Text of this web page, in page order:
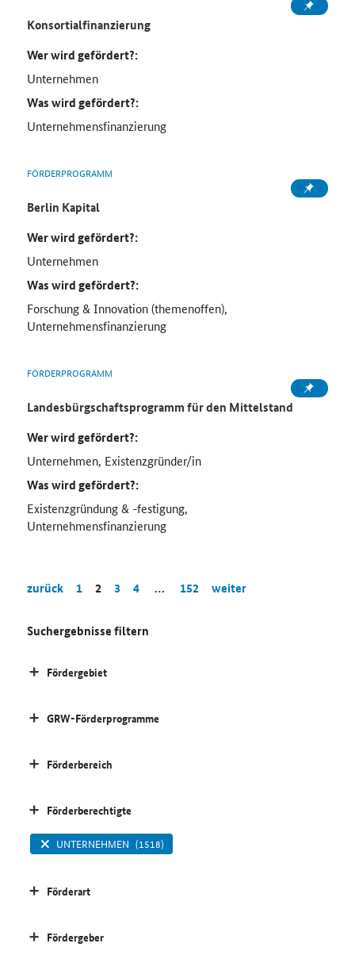
Konsortialfinanzierung
Wer wird gefördert?:
Unternehmen
Was wird gefördert?:
Unternehmensfinanzierung
FÖRDERPROGRAMM
Berlin Kapital
Wer wird gefördert?:
Unternehmen
Was wird gefördert?:
Forschung & Innovation (themenoffen),
Unternehmensfinanzierung
FÖRDERPROGRAMM
Landesbürgschaftsprogramm für den Mittelstand
Wer wird gefördert?:
Unternehmen, Existenzgründer/in
Was wird gefördert?:
Existenzgründung & -festigung,
Unternehmensfinanzierung
zurück 1 2 3 4 … 152 weiter
Suchergebnisse filtern
Fördergebiet
GRW-Förderprogramme
Förderbereich
Förderberechtigte
UNTERNEHMEN (1518)
Förderart
Fördergeber